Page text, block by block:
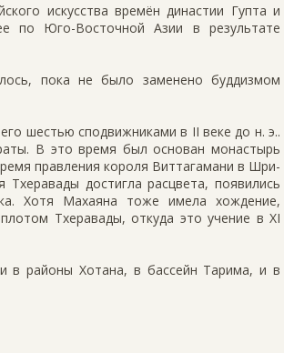
искусства времён династии Гупта и
по Юго-Восточной Азии в результате
пока не было заменено буддизмом
шестью сподвижниками в II веке до н. э..
В это время был основан монастырь
правления короля Виттагамани в Шри-
достигла расцвета, появились
Хотя Махаяна тоже имела хождение,
Тхеравады, откуда это учение в XI
в районы Хотана, в бассейн Тарима, и в